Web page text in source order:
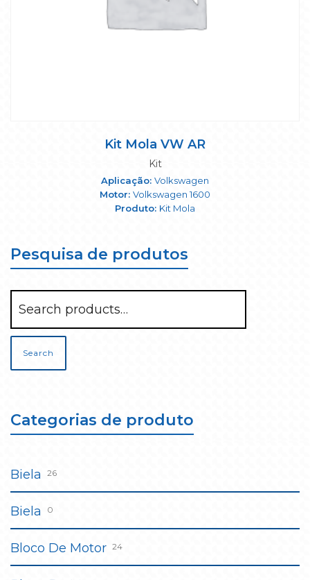
Kit Mola VW AR
Kit
Volkswagen
Volkswagen 1600
Kit Mola
Pesquisa de produtos
Search
Categorias de produto
Biela 26
Biela 0
Bloco De Motor 24